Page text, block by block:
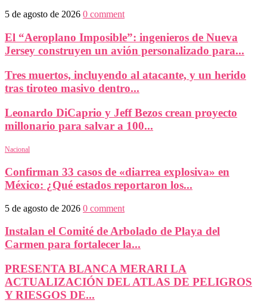
5 de agosto de 2026 0 comment
El “Aeroplano Imposible”: ingenieros de Nueva
Jersey construyen un avión personalizado para...
Tres muertos, incluyendo al atacante, y un herido
tras tiroteo masivo dentro...
Leonardo DiCaprio y Jeff Bezos crean proyecto
millonario para salvar a 100...
Nacional
Confirman 33 casos de «diarrea explosiva» en
México: ¿Qué estados reportaron los...
5 de agosto de 2026 0 comment
Instalan el Comité de Arbolado de Playa del
Carmen para fortalecer la...
PRESENTA BLANCA MERARI LA
ACTUALIZACIÓN DEL ATLAS DE PELIGROS
Y RIESGOS DE...